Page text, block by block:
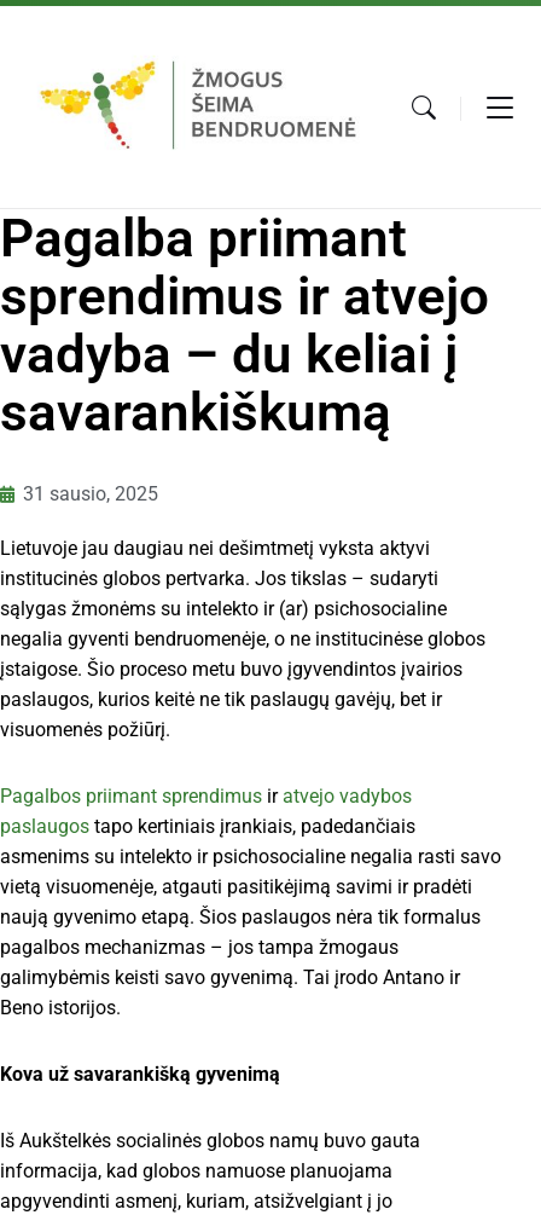
Pagalba priimant
sprendimus ir atvejo
vadyba – du keliai į
savarankiškumą
31 sausio, 2025
Lietuvoje jau daugiau nei dešimtmetį vyksta aktyvi
institucinės globos pertvarka. Jos tikslas – sudaryti
sąlygas žmonėms su intelekto ir (ar) psichosocialine
negalia gyventi bendruomenėje, o ne institucinėse globos
įstaigose. Šio proceso metu buvo įgyvendintos įvairios
paslaugos, kurios keitė ne tik paslaugų gavėjų, bet ir
visuomenės požiūrį.
Pagalbos priimant sprendimus ir atvejo vadybos
paslaugos tapo kertiniais įrankiais, padedančiais
asmenims su intelekto ir psichosocialine negalia rasti savo
vietą visuomenėje, atgauti pasitikėjimą savimi ir pradėti
naują gyvenimo etapą. Šios paslaugos nėra tik formalus
pagalbos mechanizmas – jos tampa žmogaus
galimybėmis keisti savo gyvenimą. Tai įrodo Antano ir
Beno istorijos.
Kova už savarankišką gyvenimą
Iš Aukštelkės socialinės globos namų buvo gauta
informacija, kad globos namuose planuojama
apgyvendinti asmenį, kuriam, atsižvelgiant į jo